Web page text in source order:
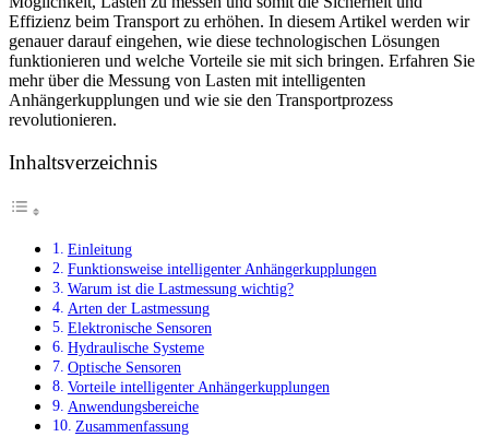
Effizienz beim Transport zu erhöhen. In diesem Artikel werden wir
genauer darauf eingehen, wie diese technologischen Lösungen
funktionieren und welche Vorteile sie mit sich bringen. Erfahren Sie
mehr über die Messung von Lasten mit intelligenten
Anhängerkupplungen und wie sie den Transportprozess
revolutionieren.
Inhaltsverzeichnis
Einleitung
Funktionsweise intelligenter Anhängerkupplungen
Warum ist die Lastmessung wichtig?
Arten der Lastmessung
Elektronische Sensoren
Hydraulische Systeme
Optische Sensoren
Vorteile intelligenter Anhängerkupplungen
Anwendungsbereiche
Zusammenfassung